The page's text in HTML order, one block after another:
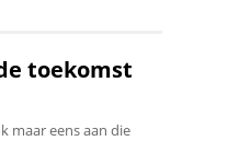
toekomst
maar eens aan die